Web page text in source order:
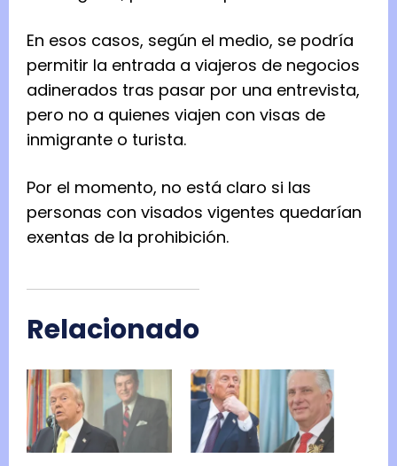
En esos casos, según el medio, se podría
permitir la entrada a viajeros de negocios
adinerados tras pasar por una entrevista,
pero no a quienes viajen con visas de
inmigrante o turista.
Por el momento, no está claro si las
personas con visados vigentes quedarían
exentas de la prohibición.
Relacionado